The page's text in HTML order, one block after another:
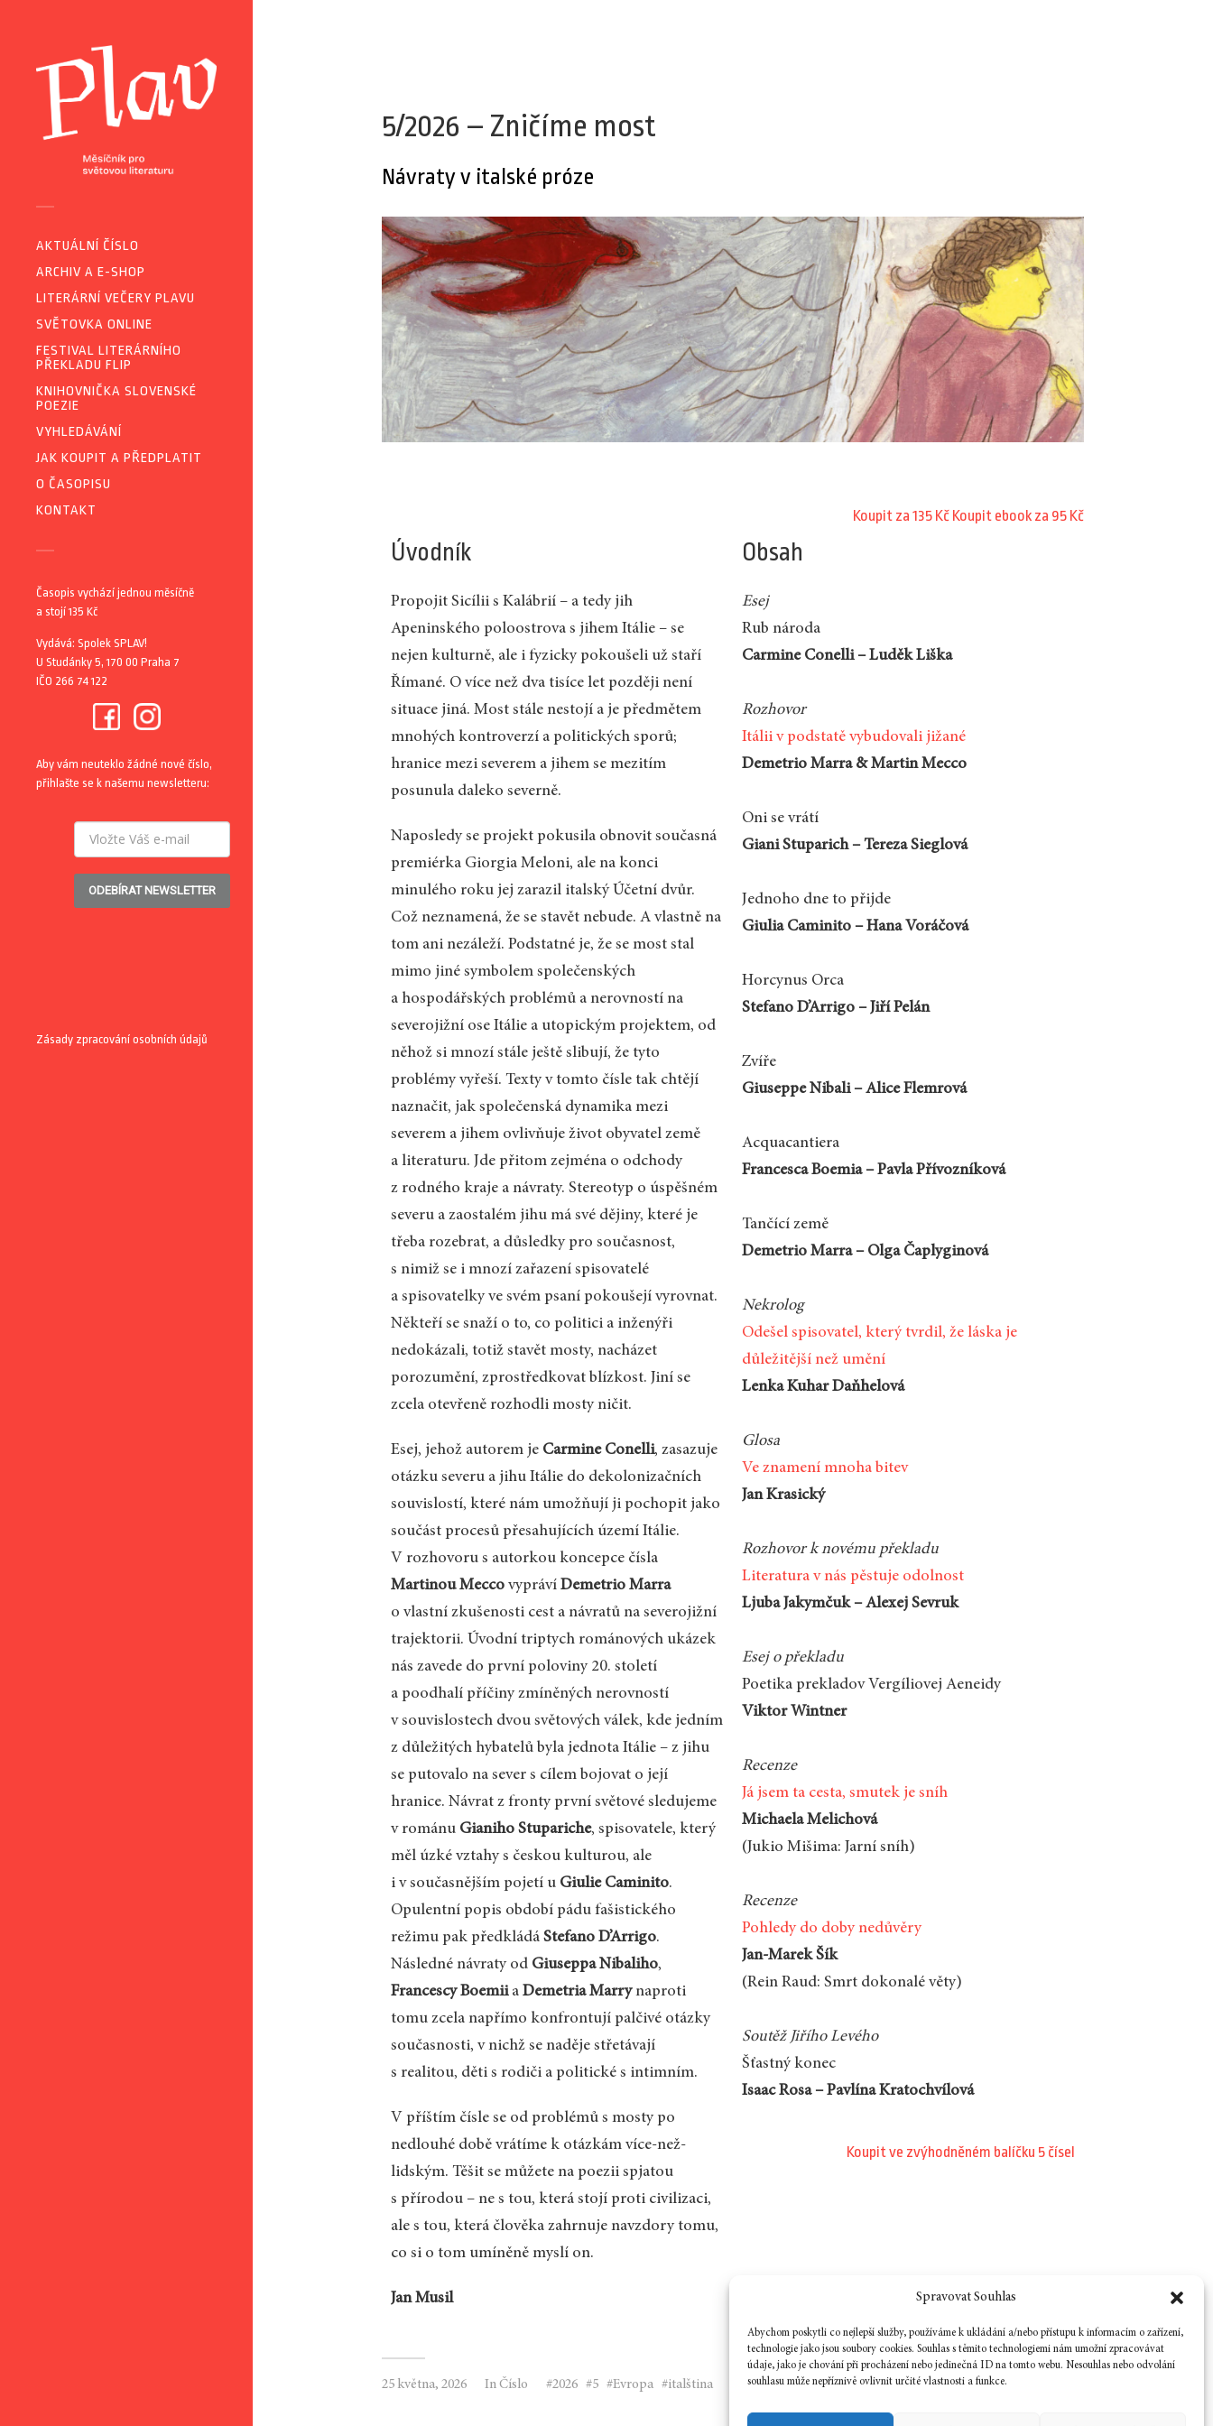
Spravovat Souhlas
Abychom poskytli co nejlepší služby, používáme k ukládání a/nebo přístupu k informacím o zařízení,
technologie jako jsou soubory cookies. Souhlas s těmito technologiemi nám umožní zpracovávat
údaje, jako je chování při procházení nebo jedinečná ID na tomto webu. Nesouhlas nebo odvolání
souhlasu může nepříznivě ovlivnit určité vlastnosti a funkce.
AKTUÁLNÍ ČÍSLO
ARCHIV A E-SHOP
LITERÁRNÍ VEČERY PLAVU
SVĚTOVKA ONLINE
FESTIVAL LITERÁRNÍHO
PŘEKLADU FLIP
KNIHOVNIČKA SLOVENSKÉ
POEZIE
VYHLEDÁVÁNÍ
JAK KOUPIT A PŘEDPLATIT
O ČASOPISU
KONTAKT
Časopis vychází jednou měsíčně
a stojí 135 Kč
Vydává: Spolek SPLAV!
U Studánky 5, 170 00 Praha 7
IČO 266 74 122
Aby vám neuteklo žádné nové číslo,
přihlašte se k našemu newsletteru:
ODEBÍRAT NEWSLETTER
Zásady zpracování osobních údajů
5/2026 – Zničíme most
Návraty v italské próze
Koupit za 135 Kč Koupit ebook za 95 Kč
Úvodník
Propojit Sicílii s Kalábrií – a tedy jih
Apeninského poloostrova s jihem Itálie – se
nejen kulturně, ale i fyzicky pokoušeli už staří
Římané. O více než dva tisíce let později není
situace jiná. Most stále nestojí a je předmětem
mnohých kontroverzí a politických sporů;
hranice mezi severem a jihem se mezitím
posunula daleko severně.
Naposledy se projekt pokusila obnovit současná
premiérka Giorgia Meloni, ale na konci
minulého roku jej zarazil italský Účetní dvůr.
Což neznamená, že se stavět nebude. A vlastně na
tom ani nezáleží. Podstatné je, že se most stal
mimo jiné symbolem společenských
a hospodářských problémů a nerovností na
severojižní ose Itálie a utopickým projektem, od
něhož si mnozí stále ještě slibují, že tyto
problémy vyřeší. Texty v tomto čísle tak chtějí
naznačit, jak společenská dynamika mezi
severem a jihem ovlivňuje život obyvatel země
a literaturu. Jde přitom zejména o odchody
z rodného kraje a návraty. Stereotyp o úspěšném
severu a zaostalém jihu má své dějiny, které je
třeba rozebrat, a důsledky pro současnost,
s nimiž se i mnozí zařazení spisovatelé
a spisovatelky ve svém psaní pokoušejí vyrovnat.
Někteří se snaží o to, co politici a inženýři
nedokázali, totiž stavět mosty, nacházet
porozumění, zprostředkovat blízkost. Jiní se
zcela otevřeně rozhodli mosty ničit.
Esej, jehož autorem je Carmine Conelli, zasazuje
otázku severu a jihu Itálie do dekolonizačních
souvislostí, které nám umožňují ji pochopit jako
součást procesů přesahujících území Itálie.
V rozhovoru s autorkou koncepce čísla
Martinou Mecco vyprávíDemetrio Marra
o vlastní zkušenosti cest a návratů na severojižní
trajektorii. Úvodní triptych románových ukázek
nás zavede do první poloviny 20. století
a poodhalí příčiny zmíněných nerovností
v souvislostech dvou světových válek, kde jedním
z důležitých hybatelů byla jednota Itálie – z jihu
se putovalo na sever s cílem bojovat o její
hranice. Návrat z fronty první světové sledujeme
v románu Gianiho Stupariche, spisovatele, který
měl úzké vztahy s českou kulturou, ale
i v současnějším pojetí u Giulie Caminito.
Opulentní popis období pádu fašistického
režimu pak předkládáStefano D’Arrigo.
Následné návraty od Giuseppa Nibaliho,
Francescy Boe­miiaDemetria Marrynaproti
tomu zcela napřímo konfrontují palčivé otázky
současnosti, v nichž se naděje střetávají
s realitou, děti s rodiči a politické s intimním.
V příštím čísle se od problémů s mosty po
nedlouhé době vrátíme k otázkám více-než-
lidským. Těšit se můžete na poezii spjatou
s přírodou – ne s tou, která stojí proti civilizaci,
ale s tou, která člověka zahrnuje navzdory tomu,
co si o tom umíněně myslí on.
Jan Musil
Obsah
Esej
Rub národa
Carmine Conelli – Luděk Liška
Rozhovor
Itálii v podstatě vybudovali jižané
Demetrio Marra & Martin Mecco
Oni se vrátí
Giani Stuparich – Tereza Sieglová
Jednoho dne to přijde
Giulia Caminito – Hana Voráčová
Horcynus Orca
Stefano D’Arrigo – Jiří Pelán
Zvíře
Giuseppe Nibali – Alice Flemrová
Acquacantiera
Francesca Boemia – Pavla Přívozníková
Tančící země
Demetrio Marra – Olga Čaplyginová
Nekrolog
Odešel spisovatel, který tvrdil, že láska je
důležitější než umění
Lenka Kuhar Daňhelová
Glosa
Ve znamení mnoha bitev
Jan Krasický
Rozhovor k novému překladu
Literatura v nás pěstuje odolnost
Ljuba Jakymčuk – Alexej Sevruk
Esej o překladu
Poetika prekladov Vergíliovej Aeneidy
Viktor Wintner
Recenze
Já jsem ta cesta, smutek je sníh
Michaela Melichová
(Jukio Mišima: Jarní sníh)
Recenze
Pohledy do doby nedůvěry
Jan-Marek Šík
(Rein Raud: Smrt dokonalé věty)
Soutěž Jiřího Levého
Šťastný konec
Isaac Rosa – Pavlína Kratochvílová
Koupit ve zvýhodněném balíčku 5 čísel
25 května, 2026 InČíslo 2026 5 Evropa italština